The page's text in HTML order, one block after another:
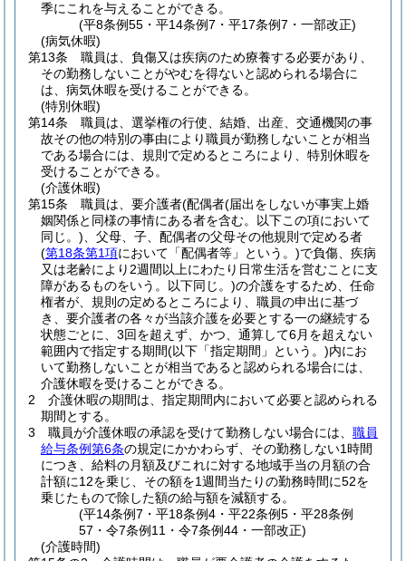
季にこれを与えることができる。
(平8条例55・平14条例7・平17条例7・一部改正)
(病気休暇)
第13条
職員は、負傷又は疾病のため療養する必要があり、
その勤務しないことがやむを得ないと認められる場合に
は、病気休暇を受けることができる。
(特別休暇)
第14条
職員は、選挙権の行使、結婚、出産、交通機関の事
故その他の特別の事由により職員が勤務しないことが相当
である場合には、規則で定めるところにより、特別休暇を
受けることができる。
(介護休暇)
第15条
職員は、要介護者(配偶者(届出をしないが事実上婚
姻関係と同様の事情にある者を含む。以下この項において
同じ。) 、父母、子、配偶者の父母その他規則で定める者
(第18条第1項において「配偶者等」という。)で負傷、疾病
又は老齢により2週間以上にわたり日常生活を営むことに支
障があるものをいう。以下同じ。)の介護をするため、任命
権者が、規則の定めるところにより、職員の申出に基づ
き、要介護者の各々が当該介護を必要とする一の継続する
状態ごとに、3回を超えず、かつ、通算して6月を超えない
範囲内で指定する期間(以下「指定期間」という。)内にお
いて勤務しないことが相当であると認められる場合には、
介護休暇を受けることができる。
2
介護休暇の期間は、指定期間内において必要と認められる
期間とする。
3
職員が介護休暇の承認を受けて勤務しない場合には、 職員
給与条例第6条の規定にかかわらず、その勤務しない1時間
につき、給料の月額及びこれに対する地域手当の月額の合
計額に12を乗じ、その額を1週間当たりの勤務時間に52を
乗じたもので除した額の給与額を減額する。
(平14条例7・平18条例4・平22条例5・平28条例
57・令7条例11・令7条例44・一部改正)
(介護時間)